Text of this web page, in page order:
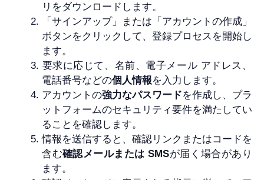
リをダウンロードします。
「サインアップ」または「アカウントの作成」
ボタンをクリックして、登録プロセスを開始し
ます。
要求に応じて、名前、電子メール アドレス、
電話番号などの個人情報を入力します。
アカウントの強力なパスワードを作成し、プラ
ットフォームのセキュリティ要件を満たしてい
ることを確認します。
情報を送信すると、確認リンクまたはコードを
含む確認メールまたは SMSが届く場合があり
ます。